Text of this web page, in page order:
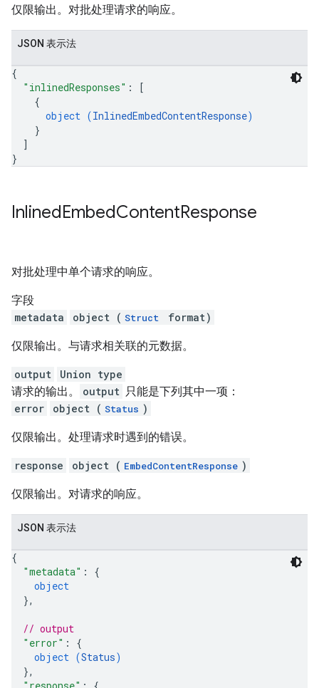
仅限输出。对批处理请求的响应。
JSON 表示法
{
"inlinedResponses" :
[
{
object (InlinedEmbedContentResponse)
}
]
}
InlinedEmbedContentResponse
对批处理中单个请求的响应。
字段
metadata
object ( Struct format)
仅限输出。与请求相关联的元数据。
output
Union type
请求的输出。
output 只能是下列其中一项：
error
object ( Status )
仅限输出。处理请求时遇到的错误。
response object ( EmbedContentResponse )
仅限输出。对请求的响应。
JSON 表示法
{
"metadata" : {
object
},
// output
"error" : {
object (Status)
},